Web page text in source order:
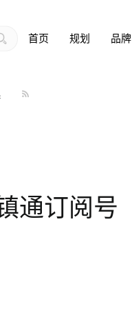
首页 规划 品牌
通订阅号